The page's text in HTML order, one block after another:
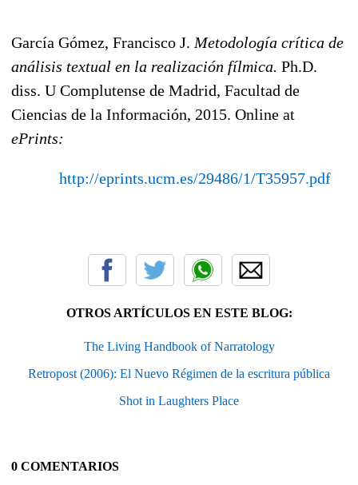
García Gómez, Francisco J. Metodología crítica de
análisis textual en la realización fílmica. Ph.D.
diss. U Complutense de Madrid, Facultad de
Ciencias de la Información, 2015. Online at
ePrints:
http://eprints.ucm.es/29486/1/T35957.pdf
OTROS ARTÍCULOS EN ESTE BLOG:
The Living Handbook of Narratology
Retropost (2006): El Nuevo Régimen de la escritura pública
Shot in Laughters Place
0 COMENTARIOS